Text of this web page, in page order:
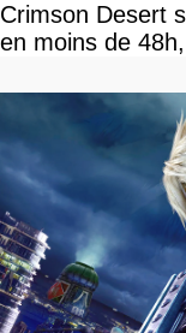
Crimson Desert
en moins de